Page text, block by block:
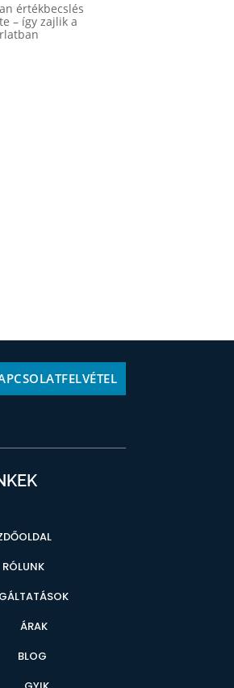
értékbecslés
– így zajlik a
RÓLUNK
ÁRAK
BLOG